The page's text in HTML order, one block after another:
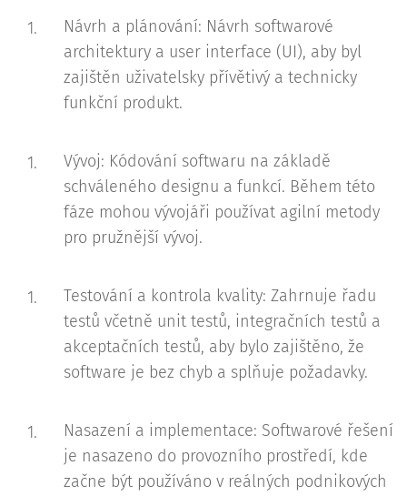
Návrh a plánování: Návrh softwarové
architektury a user interface (UI), aby byl
zajištěn uživatelsky přívětivý a technicky
funkční produkt.
Vývoj: Kódování softwaru na základě
schváleného designu a funkcí. Během této
fáze mohou vývojáři používat agilní metody
pro pružnější vývoj.
Testování a kontrola kvality: Zahrnuje řadu
testů včetně unit testů, integračních testů a
akceptačních testů, aby bylo zajištěno, že
software je bez chyb a splňuje požadavky.
Nasazení a implementace: Softwarové řešení
je nasazeno do provozního prostředí, kde
začne být používáno v reálných podnikových